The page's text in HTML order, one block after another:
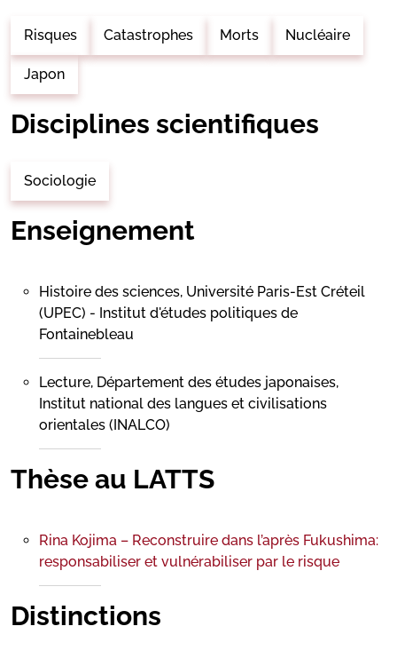
Risques Catastrophes Morts Nucléaire
Japon
Disciplines scientifiques
Sociologie
Enseignement
Histoire des sciences, Université Paris-Est Créteil
(UPEC) - Institut d'études politiques de
Fontainebleau
Lecture, Département des études japonaises,
Institut national des langues et civilisations
orientales (INALCO)
Thèse au LATTS
Rina Kojima – Reconstruire dans l’après Fukushima:
responsabiliser et vulnérabiliser par le risque
Distinctions